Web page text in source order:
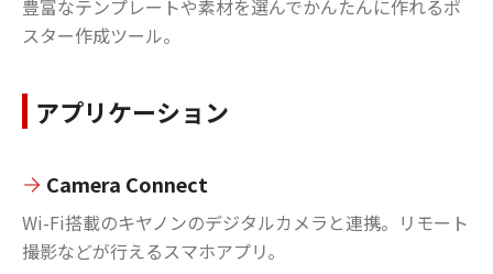
豊富なテンプレートや素材を選んでかんたんに作れるポ
スター作成ツール。
アプリケーション
Camera Connect
Wi-Fi搭載のキヤノンのデジタルカメラと連携。リモート
撮影などが行えるスマホアプリ。